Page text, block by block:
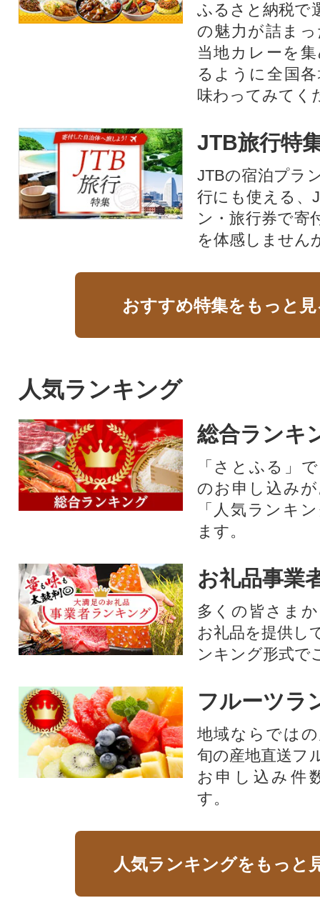
ふるさと納税で
の魅力が詰ま
当地カレーを
るように全国
味わってみてく
JTB旅行特
JTBの宿泊プラ
行にも使える、
ン・旅行券で寄
を体感しません
おすすめ特集をもっと
人気ランキング
総合ランキ
「さとふる」
のお申し込み
「人気ランキ
ます。
お礼品事業
多くの皆さま
お礼品を提供し
ンキング形式で
フルーツラ
地域ならでは
旬の産地直送フ
お申し込み件
す。
人気ランキングをもっと